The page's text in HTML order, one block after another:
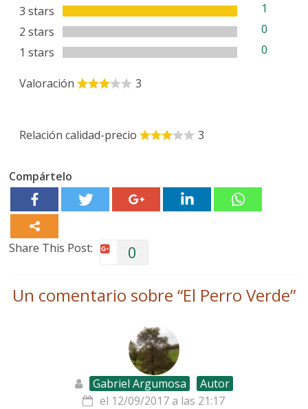
3 stars
1
2 stars
0
1 stars
0
Valoración 3
Relación calidad-precio 3
Compártelo
Share This Post: 0
Un comentario sobre “El Perro Verde”
Gabriel Argumosa
Autor
el 12/09/2017 a las 21:17